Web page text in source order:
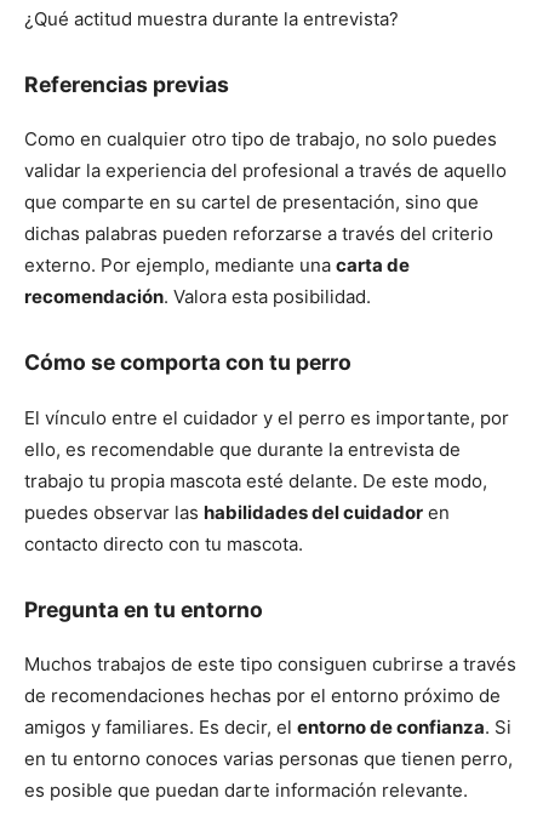
¿Qué actitud muestra durante la entrevista?
Referencias previas
Como en cualquier otro tipo de trabajo, no solo puedes
validar la experiencia del profesional a través de aquello
que comparte en su cartel de presentación, sino que
dichas palabras pueden reforzarse a través del criterio
externo. Por ejemplo, mediante una carta de
recomendación. Valora esta posibilidad.
Cómo se comporta con tu perro
El vínculo entre el cuidador y el perro es importante, por
ello, es recomendable que durante la entrevista de
trabajo tu propia mascota esté delante. De este modo,
puedes observar las habilidades del cuidador en
contacto directo con tu mascota.
Pregunta en tu entorno
Muchos trabajos de este tipo consiguen cubrirse a través
de recomendaciones hechas por el entorno próximo de
amigos y familiares. Es decir, el entorno de confianza. Si
en tu entorno conoces varias personas que tienen perro,
es posible que puedan darte información relevante.